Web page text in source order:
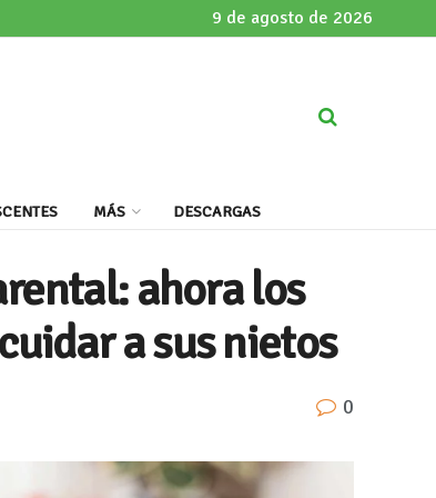
9 de agosto de 2026
MÁS DESCARGAS
ahora los
a sus nietos
0